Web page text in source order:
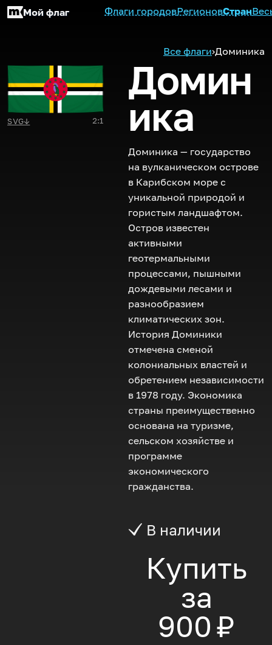
Мой флаг Флаги городовРегионовСтран
Все флаги›Доминика
SVG↓ 2:1
Домин
ика
Доминика — государство
на вулканическом острове
в Карибском море с
уникальной природой и
гористым ландшафтом.
Остров известен
активными
геотермальными
процессами, пышными
дождевыми лесами и
разнообразием
климатических зон.
История Доминики
отмечена сменой
колониальных властей и
обретением независимости
в 1978 году. Экономика
страны преимущественно
основана на туризме,
сельском хозяйстве и
программе
экономического
гражданства.
В наличии
Купить
за
900 ₽